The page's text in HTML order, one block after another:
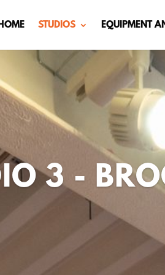
STUDIOS EQUIPMENT
3 -